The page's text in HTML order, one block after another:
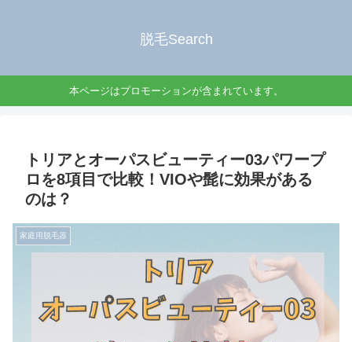
脱毛Search
本ページはプロモーションが含まれています。
トリアとオーパスビューティー03パワープ
ロを8項目で比較！VIOや髭に効果がある
のは？
家庭用脱毛器